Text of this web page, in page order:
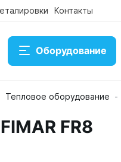
Контакты
Оборудование
Тепловое оборудование
FR8